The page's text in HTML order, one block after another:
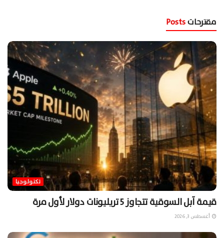
مقترحات
تكنولوجيا
قيمة آبل السوقية تتجاوز 5 تريليونات دولار لأول مرة
أغسطس 3, 2026